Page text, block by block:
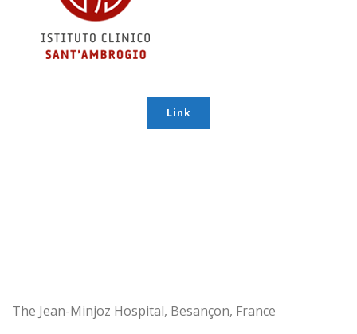
Link
The Jean-Minjoz Hospital, Besançon, France